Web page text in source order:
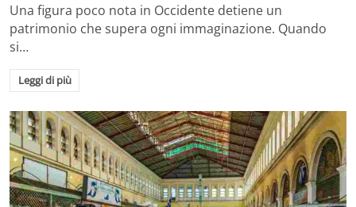
Una figura poco nota in Occidente detiene un
patrimonio che supera ogni immaginazione. Quando
si…
Leggi di più